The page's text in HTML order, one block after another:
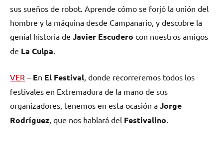
sus sueños de robot. Aprende cómo se forjó la unión del
hombre y la máquina desde Campanario, y descubre la
genial historia de Javier Escudero con nuestros amigos
de La Culpa
VER – En El Festival , donde recorreremos todos los
festivales en Extremadura de la mano de sus
organizadores, tenemos en esta ocasión a Jorge
Rodríguez , que nos hablará del Festivalino